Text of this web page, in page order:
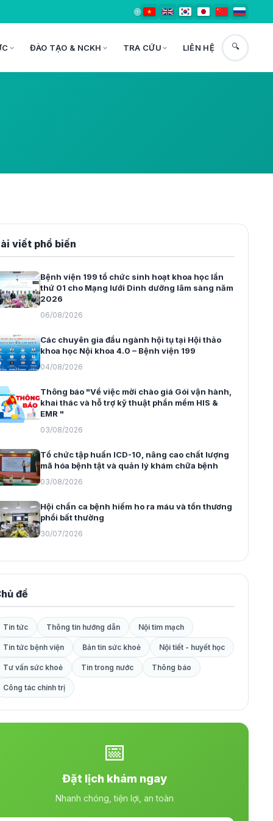
🌐
ĐÀO TẠO & NCKH TRA CỨU LIÊN HỆ 🔍
viết phổ biến
Bệnh viện 199 tổ chức sinh hoạt khoa học lần
thứ 01 cho Mạng lưới Dinh dưỡng lâm sàng năm
2026
06/08/2026
Các chuyên gia đầu ngành hội tụ tại Hội thảo
khoa học Nội khoa 4.0 – Bệnh viện 199
04/08/2026
Thông báo "Về việc mời chào giá Gói vận hành,
khai thác và hỗ trợ kỹ thuật phần mềm HIS &
EMR "
03/08/2026
Tổ chức tập huấn ICD-10, nâng cao chất lượng
mã hóa bệnh tật và quản lý khám chữa bệnh
03/08/2026
Hội chẩn ca bệnh hiếm ho ra máu và tổn thương
phổi bất thường
30/07/2026
đề
Tin tức Thông tin hướng dẫn Nội tim mạch
Tin tức bệnh viện Bản tin sức khoẻ Nội tiết - huyết học
Tư vấn sức khoẻ Tin trong nước Thông báo
Công tác chính trị
📅
Đặt lịch khám ngay
Nhanh chóng, tiện lợi, an toàn